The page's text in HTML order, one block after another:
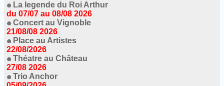
La legende du Roi Arthur
du 07/07 au 08/08 2026
Concert au Vignoble
21/08/08 2026
Place au Artistes
22/08/2026
Théatre au Château
27/08 2026
Trio Anchor